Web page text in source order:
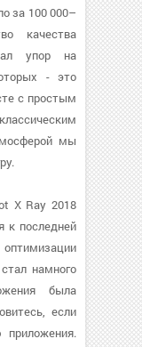
за 100 000–
качества
упор на
- это
с простым
мы
X Ray 2018
к последней
намного
была
если